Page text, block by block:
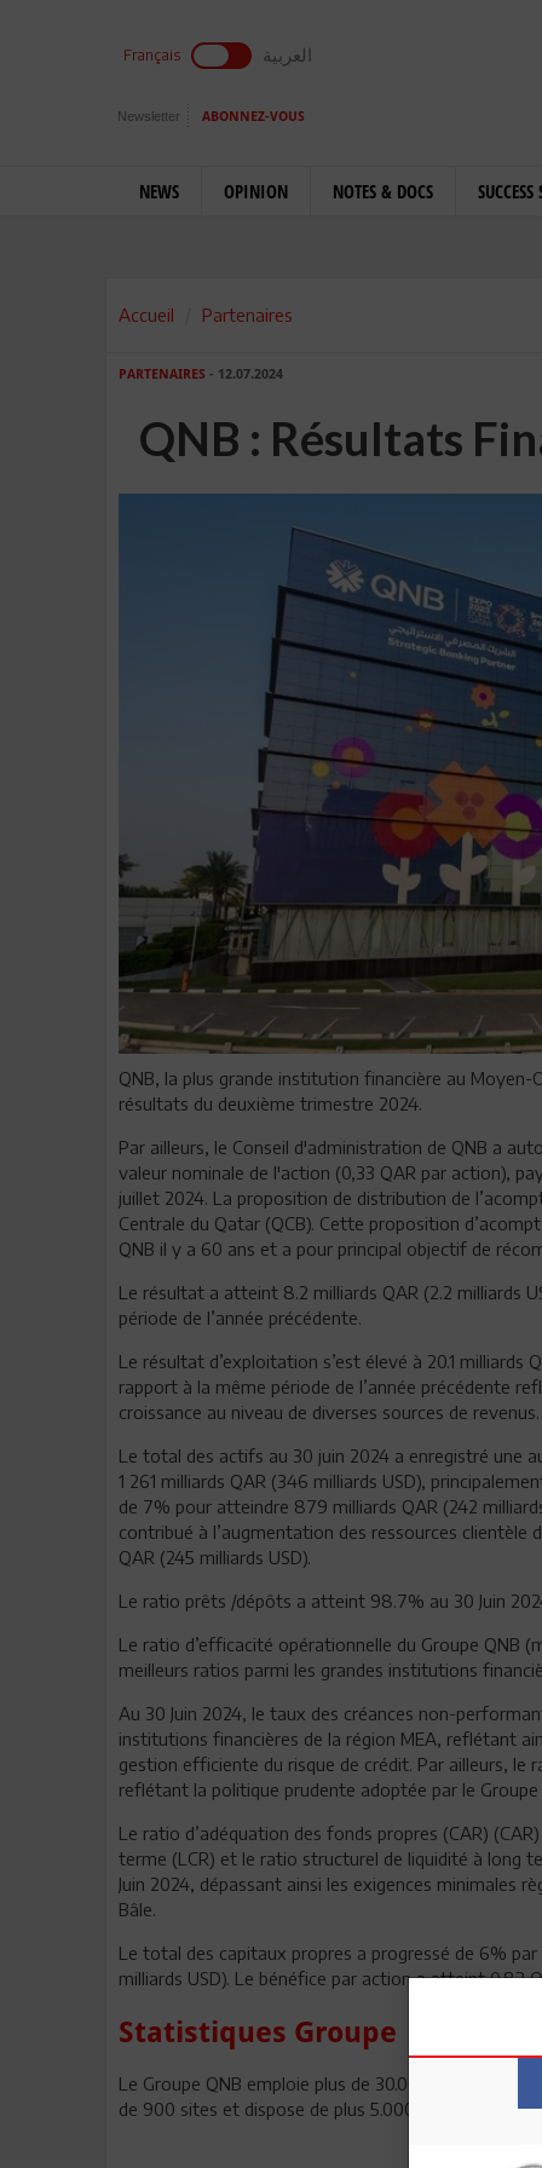
Français العربية
Newsletter ABONNEZ-VOUS
NEWS OPINION NOTES & DOCS SUCCESS
Accueil Partenaires
PARTENAIRES - 12.07.2024
QNB : Résultats
QNB, la plus grande institution financière au
résultats du deuxième trimestre 2024.
Par ailleurs, le Conseil d'administration de QNB a
valeur nominale de l'action (0,33 QAR par action),
juillet 2024. La proposition de distribution de
Centrale du Qatar (QCB). Cette proposition
QNB il y a 60 ans et a pour principal objectif de
Le résultat a atteint 8.2 milliards QAR (2.2 milliards
période de l’année précédente.
Le résultat d’exploitation s’est élevé à 20.1
rapport à la même période de l’année précédente
croissance au niveau de diverses sources de revenus.
Le total des actifs au 30 juin 2024 a enregistré une
1 261 milliards QAR (346 milliards USD),
de 7% pour atteindre 879 milliards QAR (242
contribué à l’augmentation des ressources clientèle
QAR (245 milliards USD).
Le ratio prêts /dépôts a atteint 98.7% au 30 Juin
Le ratio d’efficacité opérationnelle du Groupe QNB
meilleurs ratios parmi les grandes institutions
Au 30 Juin 2024, le taux des créances non-
institutions financières de la région MEA, reflétant
gestion efficiente du risque de crédit. Par ailleurs, le
reflétant la politique prudente adoptée par le
Le ratio d’adéquation des fonds propres (CAR)
terme (LCR) et le ratio structurel de liquidité à long
Juin 2024, dépassant ainsi les exigences minimales
Bâle.
Le total des capitaux propres a progressé de 6%
milliards USD). Le bénéfice par action a atteint 0.82
Statistiques Groupe
Le Groupe QNB emploie plus de 30.000
de 900 sites et dispose de plus 5.000 distributeurs